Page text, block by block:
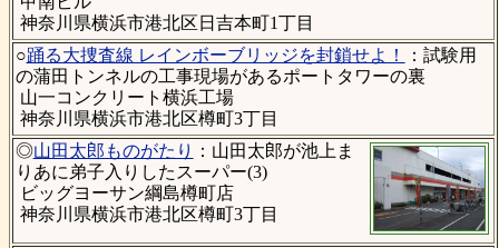
神奈川県横浜市港北区日吉本町1丁目
○踊る大捜査線 レインボーブリッジを封鎖せよ！
：試験用
の蒲田トンネルの工事現場があるポートタワーの裏
山一コンクリート横浜工場
神奈川県横浜市港北区樽町3丁目
◎山田太郎ものがたり
：山田太郎が池上ま
りあに弟子入りしたスーパー(3)
ビッグヨーサン綱島樽町店
神奈川県横浜市港北区樽町3丁目